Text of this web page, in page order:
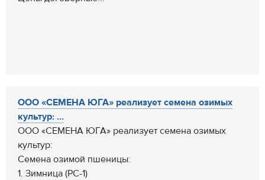
ООО «СЕМЕНА ЮГА» реализует семена озимых
культур: ...
ООО «СЕМЕНА ЮГА» реализует семена озимых
культур:
Семена озимой пшеницы:
1. Зимница (РС-1)